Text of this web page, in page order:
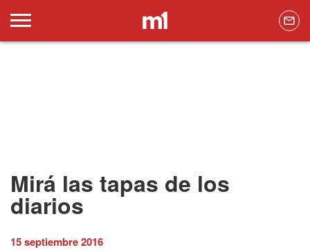
Mirá las tapas de los
diarios
15 septiembre 2016